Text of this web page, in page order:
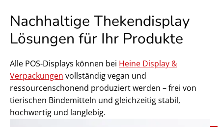
Nachhaltige Thekendisplay
Lösungen für Ihr Produkte
Alle POS-Displays können bei Heine Display &
Verpackungen vollständig vegan und
ressourcenschonend produziert werden – frei von
tierischen Bindemitteln und gleichzeitig stabil,
hochwertig und langlebig.